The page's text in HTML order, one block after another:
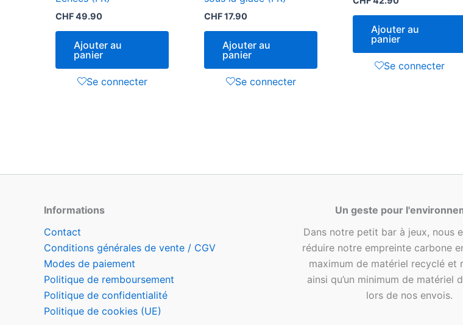
CHF49.90
Ajouter au
panier
Se connecter
CHF17.90
Ajouter au
panier
Se connecter
Ajouter au
panier
Se connecter
Informations
Contact
Conditions générales de vente / CGV
Modes de paiement
Politique de remboursement
Politique de confidentialité
Politique de cookies (UE)
Un geste pour
Dans notre petit bar à jeux, nous
réduire notre empreinte carbone
maximum de matériel recyclé et
ainsi qu’un minimum de matériel
lors de nos envois.